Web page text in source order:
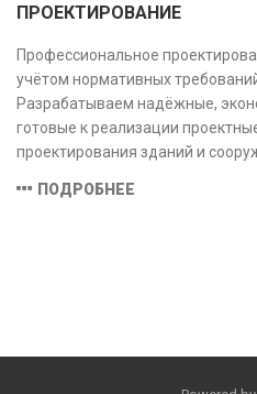
ПРОЕКТИРОВАНИЕ
Профессиональное
учётом нормативных
Разрабатываем надёжные,
готовые к реализации
проектирования зданий и
сметная документация. Полный
ПОДРОБНЕЕ